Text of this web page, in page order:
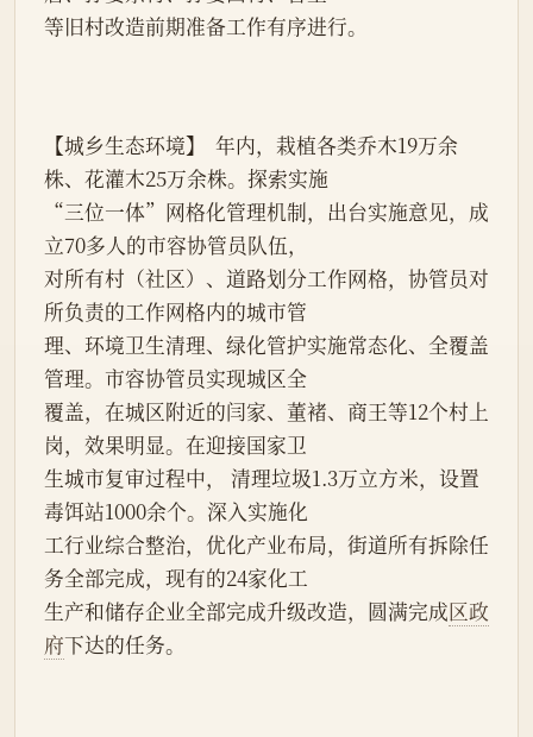
等旧村改造前期准备工作有序进行。
【城乡生态环境】  年内，栽植各类乔木19万余
株、花灌木25万余株。探索实施
“三位一体”网格化管理机制，出台实施意见，成
立70多人的市容协管员队伍，
对所有村（社区）、道路划分工作网格，协管员对
所负责的工作网格内的城市管
理、环境卫生清理、绿化管护实施常态化、全覆盖
管理。市容协管员实现城区全
覆盖，在城区附近的闫家、董褚、商王等12个村上
岗，效果明显。在迎接国家卫
生城市复审过程中， 清理垃圾1.3万立方米，设置
毒饵站1000余个。深入实施化
工行业综合整治，优化产业布局，街道所有拆除任
务全部完成，现有的24家化工
生产和储存企业全部完成升级改造，圆满完成区政
府下达的任务。